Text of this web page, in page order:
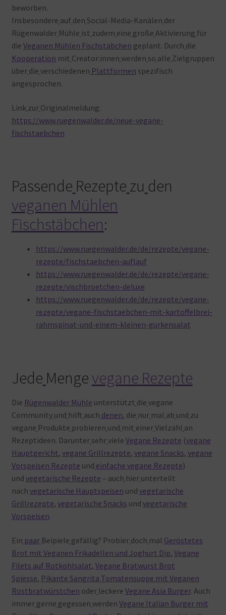
beworben.
Insbesondere auf den Social-Media-Kanälen der
Rügenwalder Mühle ist zudem eine große Aktivierung für
die Veganen Mühlen Fischstäbchen geplant. Durch die
Kooperation mit Creator:innen werden so alle Zielgruppen
über die verschiedenen Plattformen spezifisch
angesprochen.
Link zur Originalmeldung:
https://www.ruegenwalder.de/neue-vegane-
fischstaebchen
Passende Rezepte zu den
veganen Mühlen
Fischstäbchen:
https://www.ruegenwalder.de/de/rezepte/vegane-
rezepte/fischstaebchen-auflauf
https://www.ruegenwalder.de/de/rezepte/vegane-
rezepte/vischbroetchen-deluxe
https://www.ruegenwalder.de/de/rezepte/vegane-
rezepte/vegane-fischstaebchen-mit-kartoffelbrei-
rahmspinat-und-einem-kleinen-gurkensalat
Jede Menge vegane Rezepte
Die Rügenwalder Mühle unterstützt die vegane
Community und hilft auch denen, die nur mal ab und zu
vegane Produkte probieren und mit einerVielzahl an
Rezeptideen. Darunter sehrviele Vegane Rezepte (vegane
Hauptgericht, vegane Grillrezepte, vegane Snacks, vegane
Vorspeisen Rezepte und einfache vegane Rezepte)
und vegetarische Rezepte – auch hier unterteilt
nach vegetarische Hauptspeisen und vegetarische
Grillrezepte, vegetarische Snacks und vegetarische
Vorspeisen.
Ein paar Beipiele gefällig? Probier doch mal Geröstetes
Brot mit Veganen Frikadellen und Joghurt Dip, Vegane
Filets auf Rotkohlsalat, Vegane Bratwurst Brot
Spiesse, Pikante Sangrita Tomatensuppe mit Veganen
Rostbratwürstchen oder leckere Vegane Asia Burger. Auch
immer gerne gegessen werden Vegane Italian Burger mit